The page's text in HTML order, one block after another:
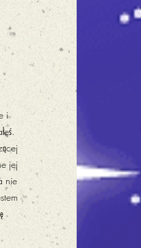
i
jej
nie